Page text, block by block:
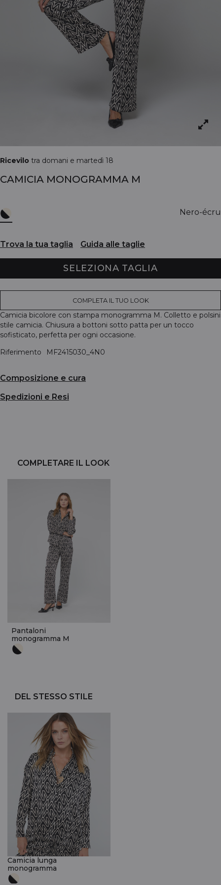
Ricevilo tra domani e martedì 18
CAMICIA MONOGRAMMA M
Nero-écru
Trova la tua taglia Guida alle taglie
SELEZIONA TAGLIA
COMPLETA IL TUO LOOK
Camicia bicolore con stampa monogramma M. Colletto e polsini
stile camicia. Chiusura a bottoni sotto patta per un tocco
sofisticato, perfetta per ogni occasione.
Riferimento
MF2415030_4N0
Composizione e cura
Spedizioni e Resi
COMPLETARE IL LOOK
Pantaloni
monogramma M
DEL STESSO STILE
Camicia lunga
monogramma